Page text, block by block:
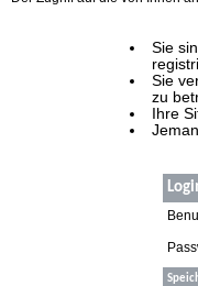
Sie
Sie
zu
Ihre